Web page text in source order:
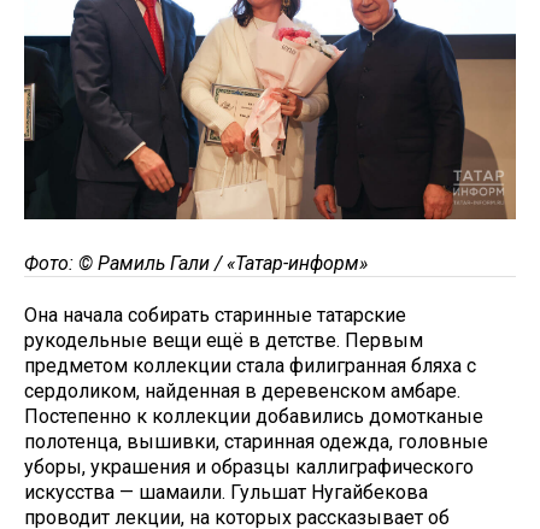
Фото: © Рамиль Гали / «Татар-информ»
Она начала собирать старинные татарские
рукодельные вещи ещё в детстве. Первым
предметом коллекции стала филигранная бляха с
сердоликом, найденная в деревенском амбаре.
Постепенно к коллекции добавились домотканые
полотенца, вышивки, старинная одежда, головные
уборы, украшения и образцы каллиграфического
искусства — шамаили. Гульшат Нугайбекова
проводит лекции, на которых рассказывает об